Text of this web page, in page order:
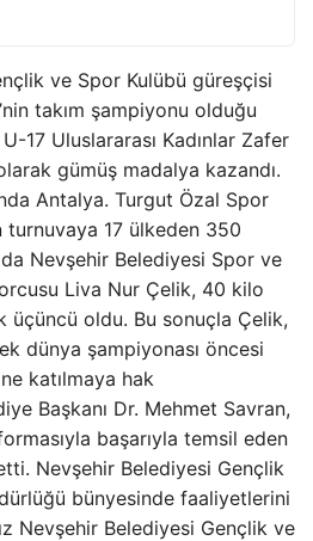
ve Spor Kulübü güreşçisi
takım şampiyonu olduğu
17 Uluslararası Kadınlar Zafer
gümüş madalya kazandı.
Antalya. Turgut Özal Spor
turnuvaya 17 ülkeden 350
Nevşehir Belediyesi Spor ve
Liva Nur Çelik, 40 kilo
üçüncü oldu. Bu sonuçla Çelik,
dünya şampiyonası öncesi
katılmaya hak
Başkanı Dr. Mehmet Savran,
başarıyla temsil eden
Nevşehir Belediyesi Gençlik
bünyesinde faaliyetlerini
Nevşehir Belediyesi Gençlik ve